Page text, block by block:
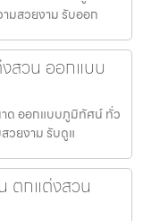
มสวยงาม รับออก
สวน ออกแบบ
ด ออกแบบภูมิทัศน์ ทั่ว
วยงาม รับดูแ
ตกแต่งสวน